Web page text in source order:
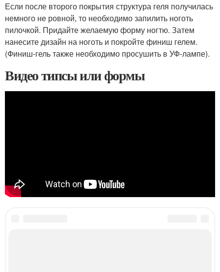
Если после второго покрытия структура геля получилась
немного не ровной, то необходимо запилить ноготь
пилочкой. Придайте желаемую форму ногтю. Затем
нанесите дизайн на ноготь и покройте финиш гелем.
(Финиш-гель также необходимо просушить в УФ-лампе).
Видео типсы или формы
Категории: